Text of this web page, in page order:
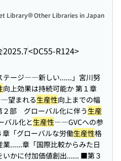
2025.7<DC55-R124>
Library Other Libraries in Japan
テージ――新しい......」宮川努
向上効果は持続可能か 第１章
望まれる生産性向上までの幅
部 グローバル化に伴う生産
バル化と生産性――GVCへの参
章「グローバルな労働生産性格
業......章「国際比較からみた日
かに付加価値創出...... ■第３